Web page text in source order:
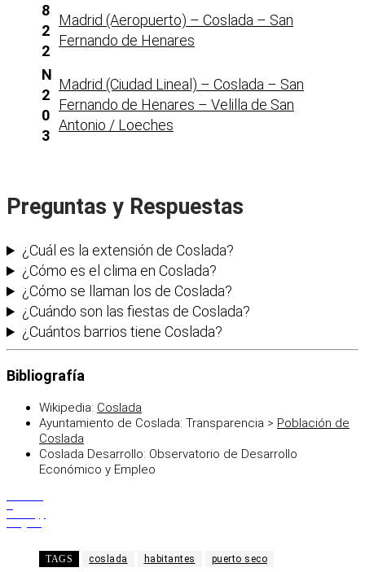
8
2
2
Madrid (Aeropuerto) – Coslada – San
Fernando de Henares
N
2
0
3
Madrid (Ciudad Lineal) – Coslada – San
Fernando de Henares – Velilla de San
Antonio / Loeches
Preguntas y Respuestas
¿Cuál es la extensión de Coslada?
¿Cómo es el clima en Coslada?
¿Cómo se llaman los de Coslada?
¿Cuándo son las fiestas de Coslada?
¿Cuántos barrios tiene Coslada?
Bibliografía
Wikipedia: Coslada
Ayuntamiento de Coslada: Transparencia > Población de
Coslada
Coslada Desarrollo: Observatorio de Desarrollo
Económico y Empleo
TAGS coslada habitantes puerto seco